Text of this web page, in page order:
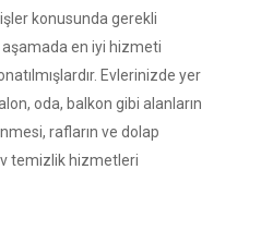
konusunda gerekli
en iyi hizmeti
Evlerinizde yer
oda, balkon gibi alanların
rafların ve dolap
temizlik hizmetleri